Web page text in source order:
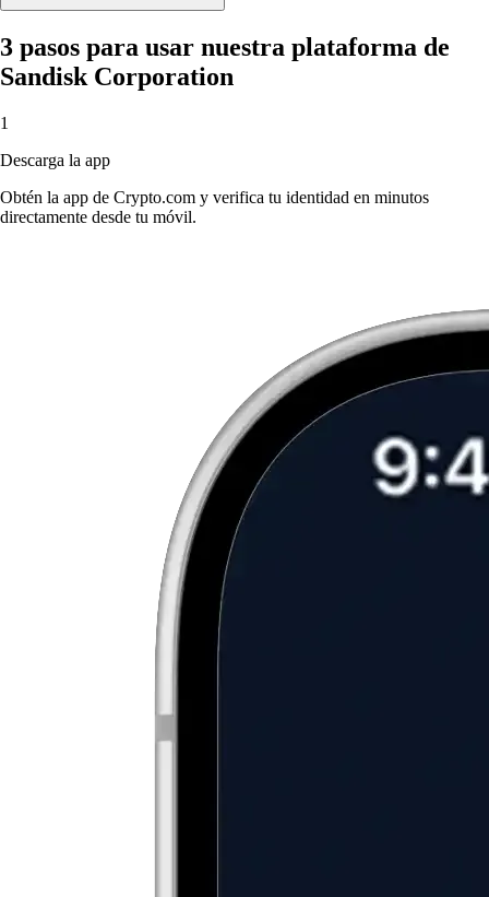
3 pasos para usar nuestra plataforma de
Sandisk Corporation
1
Descarga la app
Obtén la app de Crypto.com y verifica tu identidad en minutos
directamente desde tu móvil.